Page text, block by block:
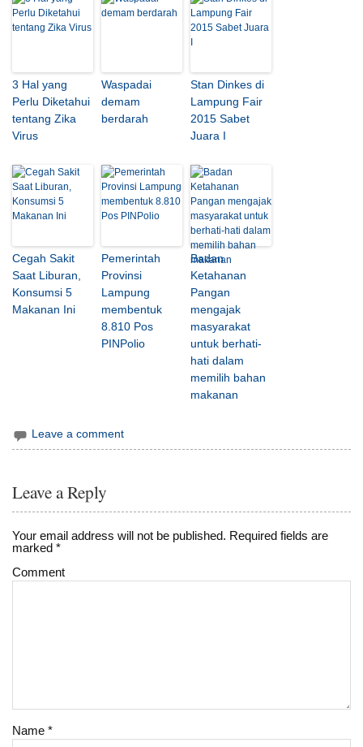
3 Hal yang
Perlu Diketahui
tentang Zika
Virus
Waspadai
demam
berdarah
Stan Dinkes di
Lampung Fair
2015 Sabet
Juara I
Cegah Sakit
Saat Liburan,
Konsumsi 5
Makanan Ini
Pemerintah
Provinsi
Lampung
membentuk
8.810 Pos
PINPolio
Badan
Ketahanan
Pangan
mengajak
masyarakat
untuk berhati-
hati dalam
memilih bahan
makanan
Leave a comment
Leave a Reply
Your email address will not be published. Required fields are
marked*
Comment
Name*